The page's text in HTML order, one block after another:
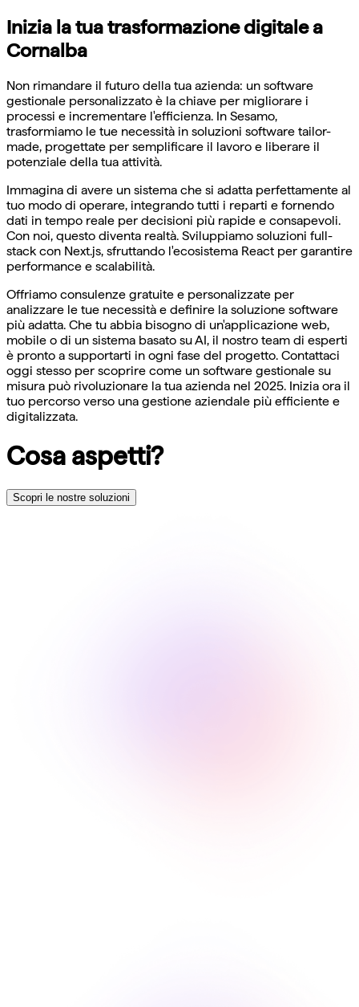
Inizia la tua trasformazione digitale a
Cornalba
Non rimandare il futuro della tua azienda: un software
gestionale personalizzato è la chiave per migliorare i
processi e incrementare l'efficienza. In Sesamo,
trasformiamo le tue necessità in soluzioni software tailor-
made, progettate per semplificare il lavoro e liberare il
potenziale della tua attività.
Immagina di avere un sistema che si adatta perfettamente al
tuo modo di operare, integrando tutti i reparti e fornendo
dati in tempo reale per decisioni più rapide e consapevoli.
Con noi, questo diventa realtà. Sviluppiamo soluzioni full-
stack con Next.js, sfruttando l'ecosistema React per garantire
performance e scalabilità.
Offriamo consulenze gratuite e personalizzate per
analizzare le tue necessità e definire la soluzione software
più adatta. Che tu abbia bisogno di un'applicazione web,
mobile o di un sistema basato su AI, il nostro team di esperti
è pronto a supportarti in ogni fase del progetto. Contattaci
oggi stesso per scoprire come un software gestionale su
misura può rivoluzionare la tua azienda nel 2025. Inizia ora il
tuo percorso verso una gestione aziendale più efficiente e
digitalizzata.
Cosa aspetti?
Scopri le nostre soluzioni